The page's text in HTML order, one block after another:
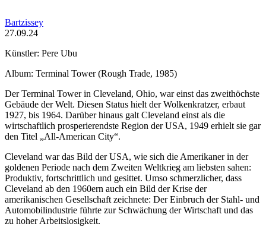
Bartzissey
27.09.24
Künstler: Pere Ubu
Album: Terminal Tower (Rough Trade, 1985)
Der Terminal Tower in Cleveland, Ohio, war einst das zweithöchste
Gebäude der Welt. Diesen Status hielt der Wolkenkratzer, erbaut
1927, bis 1964. Darüber hinaus galt Cleveland einst als die
wirtschaftlich prosperierendste Region der USA, 1949 erhielt sie gar
den Titel „All-American City“.
Cleveland war das Bild der USA, wie sich die Amerikaner in der
goldenen Periode nach dem Zweiten Weltkrieg am liebsten sahen:
Produktiv, fortschrittlich und gesittet. Umso schmerzlicher, dass
Cleveland ab den 1960ern auch ein Bild der Krise der
amerikanischen Gesellschaft zeichnete: Der Einbruch der Stahl- und
Automobilindustrie führte zur Schwächung der Wirtschaft und das
zu hoher Arbeitslosigkeit.